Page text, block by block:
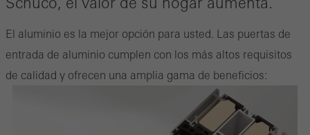
El aluminio es la mejor opción para usted. Las puertas de
entrada de aluminio cumplen con los más altos requisitos
de calidad y ofrecen una amplia gama de beneficios:
los servicios deseados no pueden estar disponibles.
Cookies estadísticas / de análisis
Estas cookies se utilizan con fines estadísticos con el fin de
analizar el uso del sitio web y optimizar nuestra oferta mediante
la evaluación de campañas que hemos realizado, por ejemplo.